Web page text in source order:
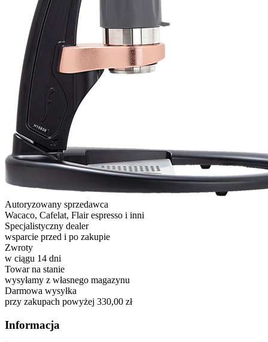
Autoryzowany sprzedawca
Wacaco, Cafelat, Flair espresso i inni
Specjalistyczny dealer
wsparcie przed i po zakupie
Zwroty
w ciągu 14 dni
Towar na stanie
wysyłamy z własnego magazynu
Darmowa wysyłka
przy zakupach powyżej 330,00 zł
Informacja